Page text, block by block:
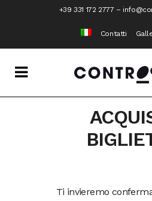
+39 331 172 2777 –
Contatti
Ti invieremo